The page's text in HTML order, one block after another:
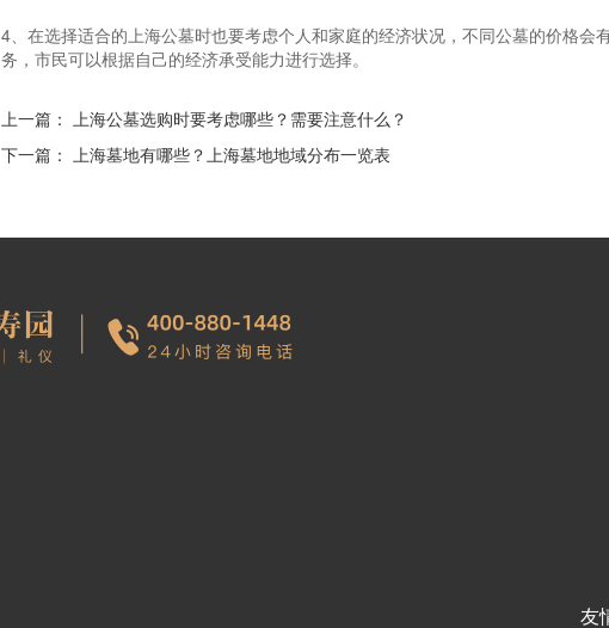
4、在选择适合的上海公墓时也要考虑个人和家庭的经济状况，不同公墓的价格会
务，市民可以根据自己的经济承受能力进行选择。
上一篇： 上海公墓选购时要考虑哪些？需要注意什么？
下一篇： 上海墓地有哪些？上海墓地地域分布一览表
友